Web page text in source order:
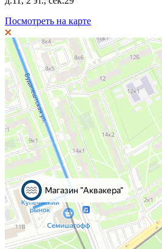
Посмотреть на карте